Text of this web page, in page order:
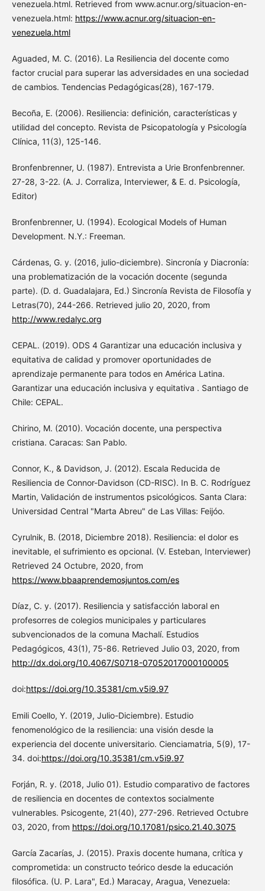
venezuela.html. Retrieved from www.acnur.org/situacion-en-
venezuela.html: https://www.acnur.org/situacion-en-
venezuela.html
Aguaded, M. C. (2016). La Resiliencia del docente como
factor crucial para superar las adversidades en una sociedad
de cambios. Tendencias Pedagógicas(28), 167-179.
Becoña, E. (2006). Resiliencia: definición, características y
utilidad del concepto. Revista de Psicopatología y Psicología
Clínica, 11(3), 125-146.
Bronfenbrenner, U. (1987). Entrevista a Urie Bronfenbrenner.
27-28, 3-22. (A. J. Corraliza, Interviewer, & E. d. Psicología,
Editor)
Bronfenbrenner, U. (1994). Ecological Models of Human
Development. N.Y.: Freeman.
Cárdenas, G. y. (2016, julio-diciembre). Sincronía y Diacronía:
una problematización de la vocación docente (segunda
parte). (D. d. Guadalajara, Ed.) Sincronía Revista de Filosofía y
Letras(70), 244-266. Retrieved julio 20, 2020, from
http://www.redalyc.org
CEPAL. (2019). ODS 4 Garantizar una educación inclusiva y
equitativa de calidad y promover oportunidades de
aprendizaje permanente para todos en América Latina.
Garantizar una educación inclusiva y equitativa . Santiago de
Chile: CEPAL.
Chirino, M. (2010). Vocación docente, una perspectiva
cristiana. Caracas: San Pablo.
Connor, K., & Davidson, J. (2012). Escala Reducida de
Resiliencia de Connor-Davidson (CD-RISC). In B. C. Rodríguez
Martin, Validación de instrumentos psicológicos. Santa Clara:
Universidad Central "Marta Abreu" de Las Villas: Feijóo.
Cyrulnik, B. (2018, Diciembre 2018). Resiliencia: el dolor es
inevitable, el sufrimiento es opcional. (V. Esteban, Interviewer)
Retrieved 24 Octubre, 2020, from
https://www.bbaaprendemosjuntos.com/es
Díaz, C. y. (2017). Resiliencia y satisfacción laboral en
profesorres de colegios municipales y particulares
subvencionados de la comuna Machalí. Estudios
Pedagógicos, 43(1), 75-86. Retrieved Julio 03, 2020, from
http://dx.doi.org/10.4067/S0718-07052017000100005
doi:https://doi.org/10.35381/cm.v5i9.97
Emili Coello, Y. (2019, Julio-Diciembre). Estudio
fenomenológico de la resiliencia: una visión desde la
experiencia del docente universitario. Cienciamatria, 5(9), 17-
34. doi:https://doi.org/10.35381/cm.v5i9.97
Forján, R. y. (2018, Julio 01). Estudio comparativo de factores
de resiliencia en docentes de contextos socialmente
vulnerables. Psicogente, 21(40), 277-296. Retrieved Octubre
03, 2020, from https://doi.org/10.17081/psico.21.40.3075
García Zacarías, J. (2015). Praxis docente humana, crítica y
comprometida: un constructo teórico desde la educación
filosófica. (U. P. Lara", Ed.) Maracay, Aragua, Venezuela: